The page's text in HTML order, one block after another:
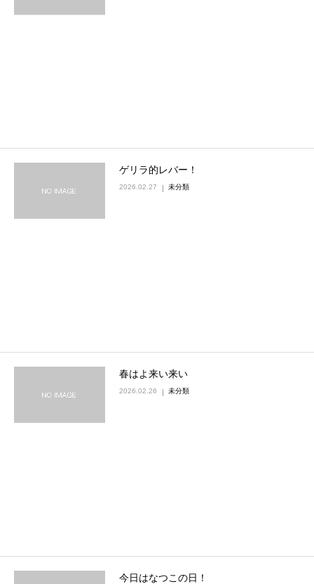
ゲリラ的レバー！
2026.02.27 未分類
春はよ来い来い
2026.02.26 未分類
今日はなつこの日！